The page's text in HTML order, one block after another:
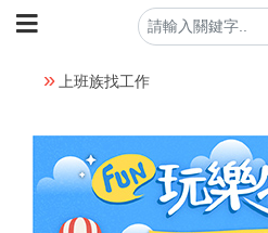
上班族找工作